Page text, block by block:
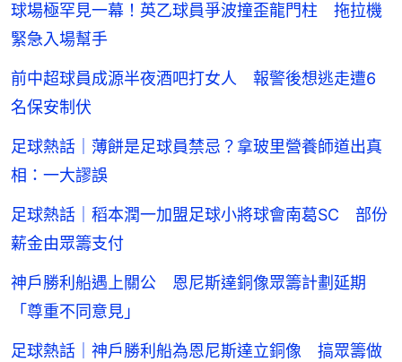
球場極罕見一幕！英乙球員爭波撞歪龍門柱 拖拉機
緊急入場幫手
前中超球員成源半夜酒吧打女人 報警後想逃走遭6
名保安制伏
足球熱話｜薄餅是足球員禁忌？拿玻里營養師道出真
相：一大謬誤
足球熱話｜稻本潤一加盟足球小將球會南葛SC 部份
薪金由眾籌支付
神戶勝利船遇上關公 恩尼斯達銅像眾籌計劃延期
「尊重不同意見」
足球熱話｜神戶勝利船為恩尼斯達立銅像 搞眾籌做